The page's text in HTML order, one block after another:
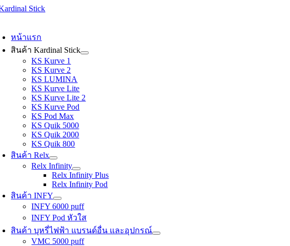
Skip
หน้าแรก
สินค้า Kardinal Stick
KS Kurve 1
KS Kurve 2
KS LUMINA
KS Kurve Lite
KS Kurve Lite 2
KS Kurve Pod
KS Pod Max
KS Quik 5000
KS Quik 2000
KS Quik 800
สินค้า Relx
Relx Infinity
Relx Infinity Plus
Relx Infinity Pod
สินค้า INFY
INFY 6000 puff
INFY Pod หัวใส
สินค้า บุหรี่ไฟฟ้า แบรนด์อื่น และอุปกรณ์
VMC 5000 puff